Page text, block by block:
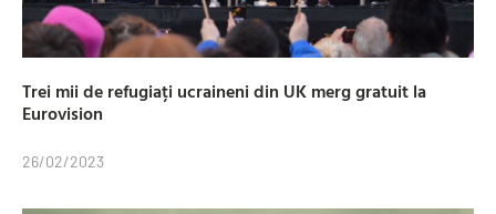
Trei mii de refugiați ucraineni din UK merg gratuit la
Eurovision
26/02/2023